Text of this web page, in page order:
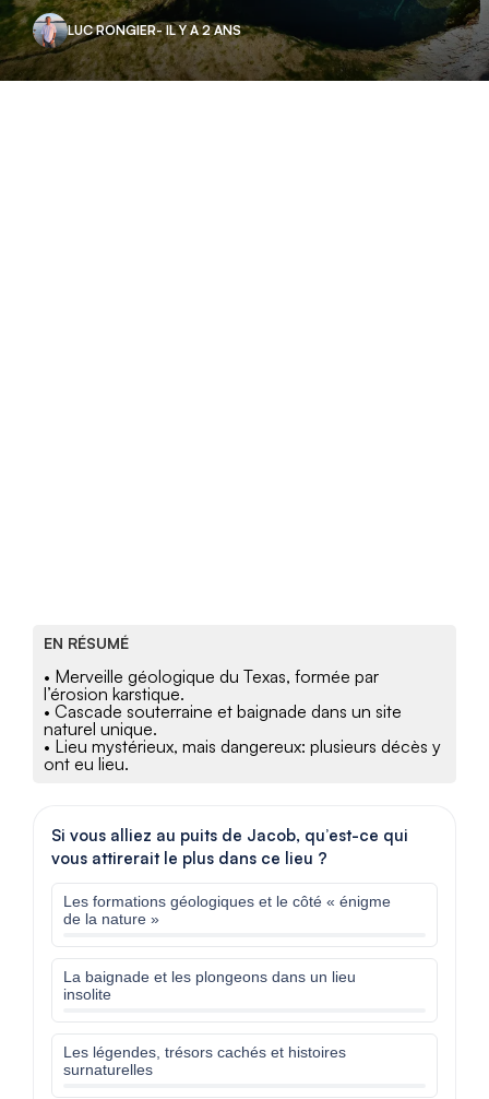
LUC RONGIER- IL Y A 2 ANS
EN RÉSUMÉ
• Merveille géologique du Texas, formée par
l’érosion karstique.
• Cascade souterraine et baignade dans un site
naturel unique.
• Lieu mystérieux, mais dangereux: plusieurs décès y
ont eu lieu.
Si vous alliez au puits de Jacob, qu’est-ce qui
vous attirerait le plus dans ce lieu ?
Les formations géologiques et le côté « énigme
de la nature »
La baignade et les plongeons dans un lieu
insolite
Les légendes, trésors cachés et histoires
surnaturelles